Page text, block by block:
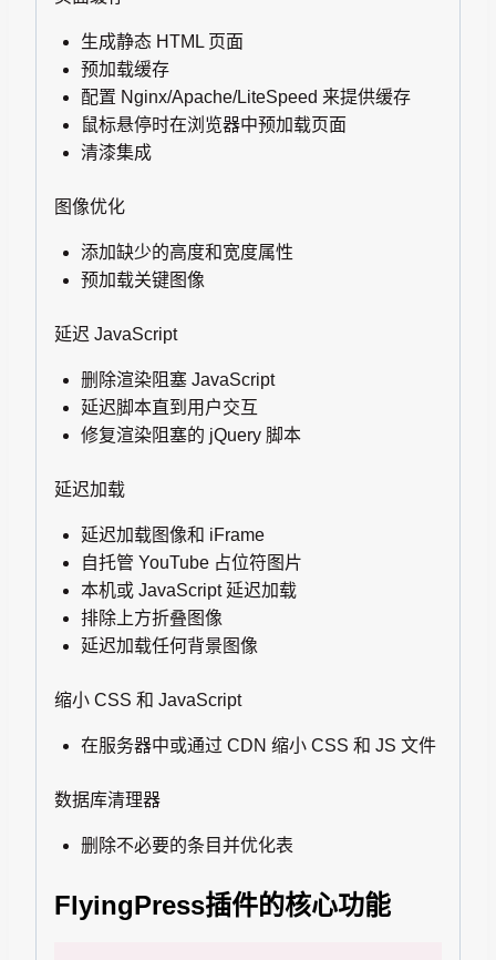
生成静态 HTML 页面
预加载缓存
配置 Nginx/Apache/LiteSpeed 来提供缓存
鼠标悬停时在浏览器中预加载页面
清漆集成
图像优化
添加缺少的高度和宽度属性
预加载关键图像
延迟 JavaScript
删除渲染阻塞 JavaScript
延迟脚本直到用户交互
修复渲染阻塞的 jQuery 脚本
延迟加载
延迟加载图像和 iFrame
自托管 YouTube 占位符图片
本机或 JavaScript 延迟加载
排除上方折叠图像
延迟加载任何背景图像
缩小 CSS 和 JavaScript
在服务器中或通过 CDN 缩小 CSS 和 JS 文件
数据库清理器
删除不必要的条目并优化表
FlyingPress插件的核心功能